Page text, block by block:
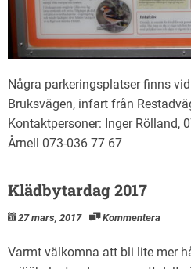
Några parkeringsplatser finns
Bruksvägen, infart från
Kontaktpersoner: Inger Rölland,
Årnell 073-036 77 67
Klädbytardag 2017
27 mars, 2017 Kommentera
Varmt välkomna att bli lite mer